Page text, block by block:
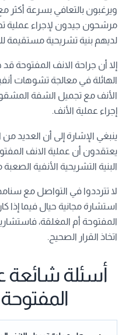
ويرغبون بالتعافي بسرعة
مرشحون جيدون لإجراء عملية
لديهم بنية تشريحية مستقيمة
إلا أن جراحة الانف المفتوحة
الهائلة في معالجة تشوهات
الأنف مع تجميل الشفة
إجراء عملية الأنف.
ينبغي الإشارة إلى أن العديد من
يعتقدون أن عملية الانف
البنية التشريحية الأنفية
لا تترددوا في التواصل مع
استشارة مجانية حيال فيما إذا
المفتوحة أم المغلقة،
اتخاذ القرار الصحيح.
أسئلة شائعة